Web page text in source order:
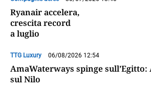
Ryanair accelera,
crescita record
a luglio
TTG Luxury 06/08/2026 12:54
AmaWaterways spinge
sul Nilo